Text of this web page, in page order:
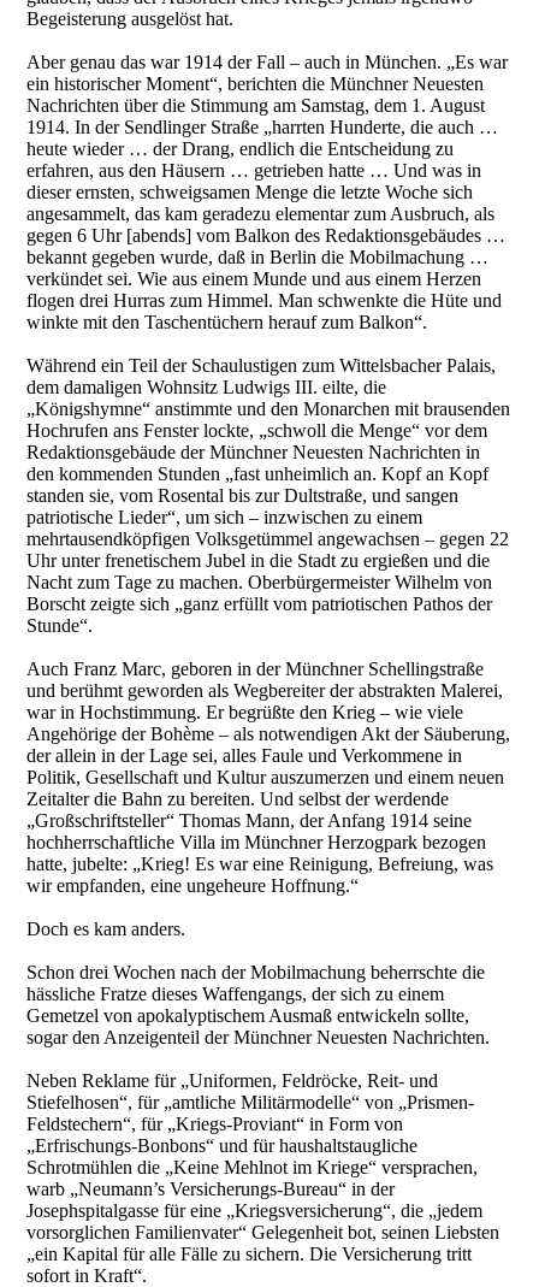
Begeisterung ausgelöst hat.
Aber genau das war 1914 der Fall – auch in München. „Es war
ein historischer Moment“, berichten die Münchner Neuesten
Nachrichten über die Stimmung am Samstag, dem 1. August
1914. In der Sendlinger Straße „harrten Hunderte, die auch …
heute wieder … der Drang, endlich die Entscheidung zu
erfahren, aus den Häusern … getrieben hatte … Und was in
dieser ernsten, schweigsamen Menge die letzte Woche sich
angesammelt, das kam geradezu elementar zum Ausbruch, als
gegen 6 Uhr [abends] vom Balkon des Redaktionsgebäudes …
bekannt gegeben wurde, daß in Berlin die Mobilmachung …
verkündet sei. Wie aus einem Munde und aus einem Herzen
flogen drei Hurras zum Himmel. Man schwenkte die Hüte und
winkte mit den Taschentüchern herauf zum Balkon“.
Während ein Teil der Schaulustigen zum Wittelsbacher Palais,
dem damaligen Wohnsitz Ludwigs III. eilte, die
„Königshymne“ anstimmte und den Monarchen mit brausenden
Hochrufen ans Fenster lockte, „schwoll die Menge“ vor dem
Redaktionsgebäude der Münchner Neuesten Nachrichten in
den kommenden Stunden „fast unheimlich an. Kopf an Kopf
standen sie, vom Rosental bis zur Dultstraße, und sangen
patriotische Lieder“, um sich – inzwischen zu einem
mehrtausendköpfigen Volksgetümmel angewachsen – gegen 22
Uhr unter frenetischem Jubel in die Stadt zu ergießen und die
Nacht zum Tage zu machen. Oberbürgermeister Wilhelm von
Borscht zeigte sich „ganz erfüllt vom patriotischen Pathos der
Stunde“.
Auch Franz Marc, geboren in der Münchner Schellingstraße
und berühmt geworden als Wegbereiter der abstrakten Malerei,
war in Hochstimmung. Er begrüßte den Krieg – wie viele
Angehörige der Bohème – als notwendigen Akt der Säuberung,
der allein in der Lage sei, alles Faule und Verkommene in
Politik, Gesellschaft und Kultur auszumerzen und einem neuen
Zeitalter die Bahn zu bereiten. Und selbst der werdende
„Großschriftsteller“ Thomas Mann, der Anfang 1914 seine
hochherrschaftliche Villa im Münchner Herzogpark bezogen
hatte, jubelte: „Krieg! Es war eine Reinigung, Befreiung, was
wir empfanden, eine ungeheure Hoffnung.“
Doch es kam anders.
Schon drei Wochen nach der Mobilmachung beherrschte die
hässliche Fratze dieses Waffengangs, der sich zu einem
Gemetzel von apokalyptischem Ausmaß entwickeln sollte,
sogar den Anzeigenteil der Münchner Neuesten Nachrichten.
Neben Reklame für „Uniformen, Feldröcke, Reit- und
Stiefelhosen“, für „amtliche Militärmodelle“ von „Prismen-
Feldstechern“, für „Kriegs-Proviant“ in Form von
„Erfrischungs-Bonbons“ und für haushaltstaugliche
Schrotmühlen die „Keine Mehlnot im Kriege“ versprachen,
warb „Neumann’s Versicherungs-Bureau“ in der
Josephspitalgasse für eine „Kriegsversicherung“, die „jedem
vorsorglichen Familienvater“ Gelegenheit bot, seinen Liebsten
„ein Kapital für alle Fälle zu sichern. Die Versicherung tritt
sofort in Kraft“.